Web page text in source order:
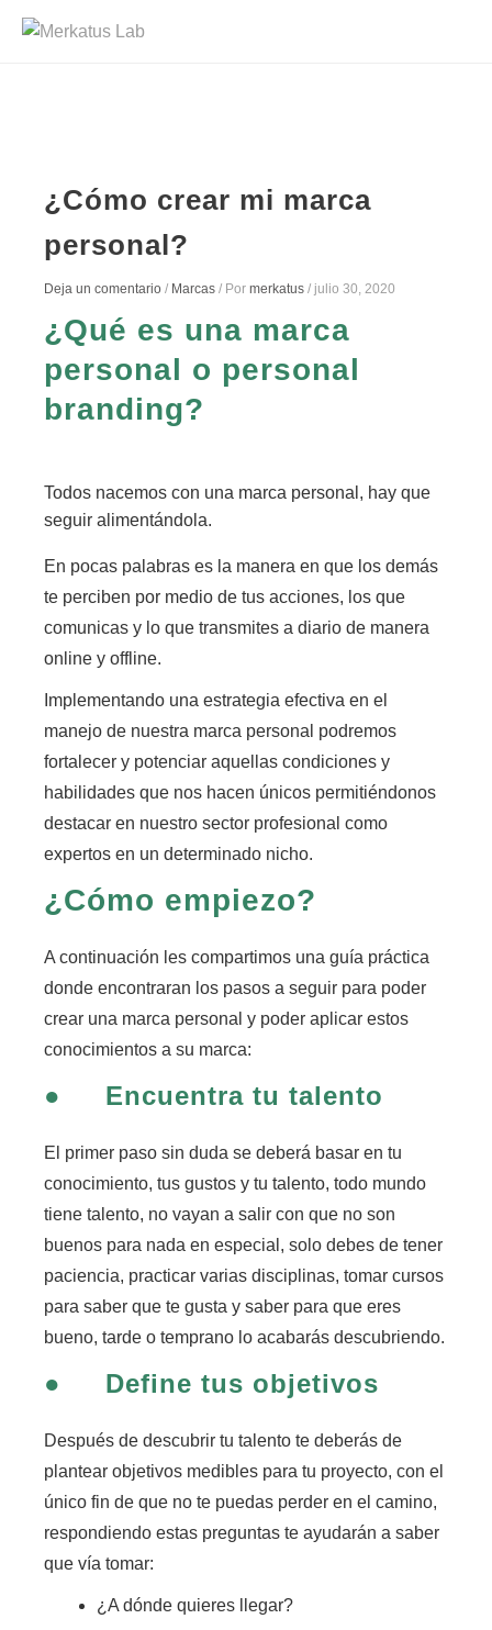
¿Cómo crear mi marca
personal?
Deja un comentario / Marcas / Por merkatus / julio 30, 2020
¿Qué es una marca
personal o personal
branding?
Todos nacemos con una marca personal, hay que
seguir alimentándola.
En pocas palabras es la manera en que los demás
te perciben por medio de tus acciones, los que
comunicas y lo que transmites a diario de manera
online y offline.
Implementando una estrategia efectiva en el
manejo de nuestra marca personal podremos
fortalecer y potenciar aquellas condiciones y
habilidades que nos hacen únicos permitiéndonos
destacar en nuestro sector profesional como
expertos en un determinado nicho.
¿Cómo empiezo?
A continuación les compartimos una guía práctica
donde encontraran los pasos a seguir para poder
crear una marca personal y poder aplicar estos
conocimientos a su marca:
● Encuentra tu talento
E l primer paso sin duda se deberá basar en tu
conocimiento, tus gustos y tu talento, todo mundo
tiene talento, no vayan a salir con que no son
buenos para nada en especial, solo debes de tener
paciencia, practicar varias disciplinas, tomar cursos
para saber que te gusta y saber para que eres
bueno, tarde o temprano lo acabarás descubriendo.
● Define tus objetivos
Después de descubrir tu talento te deberás de
plantear objetivos medibles para tu proyecto, con el
único fin de que no te puedas perder en el camino,
respondiendo estas preguntas te ayudarán a saber
que vía tomar:
¿A dónde quieres llegar?